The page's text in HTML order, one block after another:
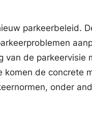
parkeerbeleid.
van de
komen de concrete
onder